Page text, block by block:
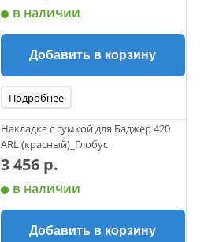
в наличии
Добавить в корзину
Подробнее
Накладка с сумкой для Баджер 420
ARL (красный)_Глобус
3 456 р.
в наличии
Добавить в корзину